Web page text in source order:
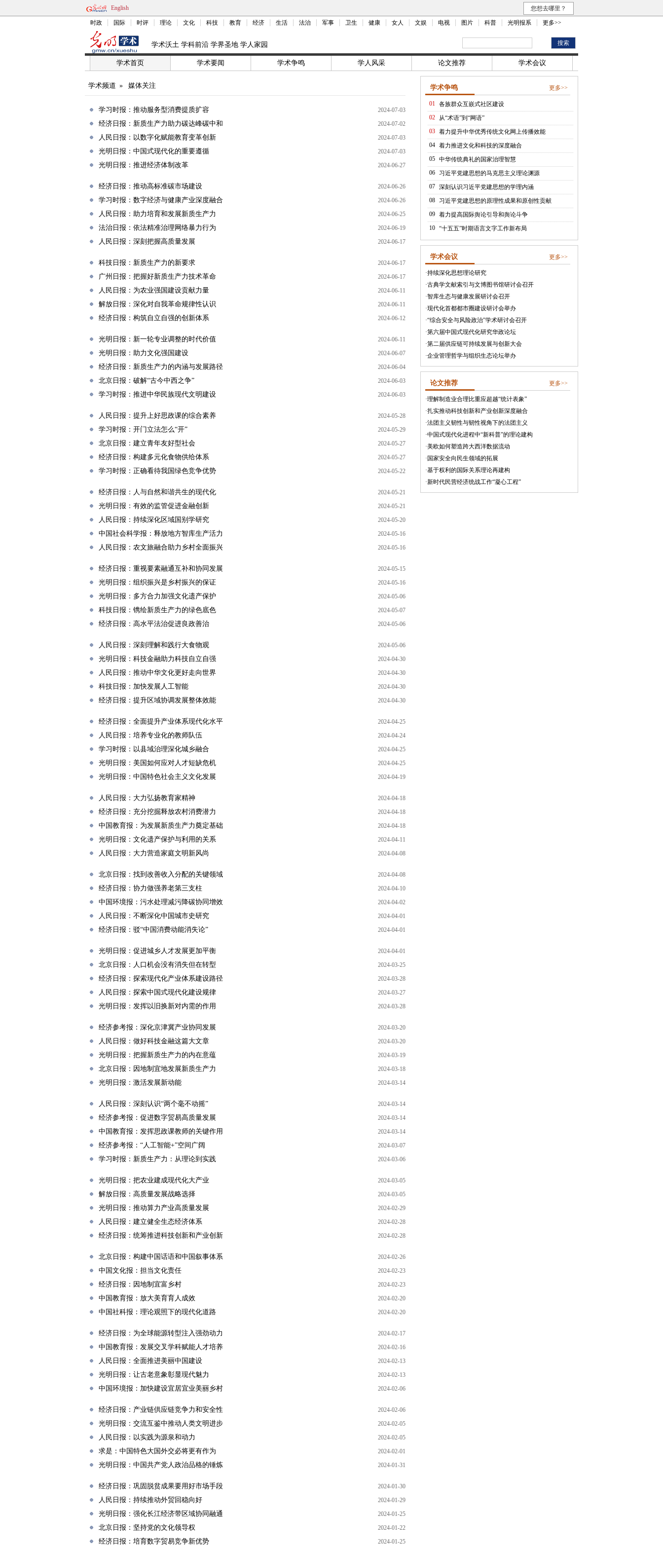
English 您想去哪里？
时政 国际 时评 理论 文化 科技 教育 经济 生活 法治 军事 卫生 健康 女人 文娱 电视 图片 科普 光明报系 更多>>
学术沃土 学科前沿 学界圣地 学人家园
学术首页 学术要闻 学术争鸣 学人风采 论文推荐 学术会议
学术频道 » 媒体关注
学习时报：推动服务型消费提质扩容 2024-07-03
经济日报：新质生产力助力碳达峰碳中和 2024-07-02
人民日报：以数字化赋能教育变革创新 2024-07-03
光明日报：中国式现代化的重要遵循 2024-07-03
光明日报：推进经济体制改革 2024-06-27
经济日报：推动高标准碳市场建设 2024-06-26
学习时报：数字经济与健康产业深度融合 2024-06-26
人民日报：助力培育和发展新质生产力 2024-06-25
法治日报：依法精准治理网络暴力行为 2024-06-19
人民日报：深刻把握高质量发展 2024-06-17
科技日报：新质生产力的新要求 2024-06-17
广州日报：把握好新质生产力技术革命 2024-06-17
人民日报：为农业强国建设贡献力量 2024-06-11
解放日报：深化对自我革命规律性认识 2024-06-11
经济日报：构筑自立自强的创新体系 2024-06-12
光明日报：新一轮专业调整的时代价值 2024-06-11
光明日报：助力文化强国建设 2024-06-07
经济日报：新质生产力的内涵与发展路径 2024-06-04
北京日报：破解“古今中西之争” 2024-06-03
学习时报：推进中华民族现代文明建设 2024-06-03
人民日报：提升上好思政课的综合素养 2024-05-28
学习时报：开门立法怎么“开” 2024-05-29
北京日报：建立青年友好型社会 2024-05-27
经济日报：构建多元化食物供给体系 2024-05-27
学习时报：正确看待我国绿色竞争优势 2024-05-22
经济日报：人与自然和谐共生的现代化 2024-05-21
光明日报：有效的监管促进金融创新 2024-05-21
人民日报：持续深化区域国别学研究 2024-05-20
中国社会科学报：释放地方智库生产活力 2024-05-16
人民日报：农文旅融合助力乡村全面振兴 2024-05-16
经济日报：重视要素融通互补和协同发展 2024-05-15
光明日报：组织振兴是乡村振兴的保证 2024-05-16
光明日报：多方合力加强文化遗产保护 2024-05-06
科技日报：镌绘新质生产力的绿色底色 2024-05-07
经济日报：高水平法治促进良政善治 2024-05-06
人民日报：深刻理解和践行大食物观 2024-05-06
光明日报：科技金融助力科技自立自强 2024-04-30
人民日报：推动中华文化更好走向世界 2024-04-30
科技日报：加快发展人工智能 2024-04-30
经济日报：提升区域协调发展整体效能 2024-04-30
经济日报：全面提升产业体系现代化水平 2024-04-25
人民日报：培养专业化的教师队伍 2024-04-24
学习时报：以县域治理深化城乡融合 2024-04-25
光明日报：美国如何应对人才短缺危机 2024-04-25
光明日报：中国特色社会主义文化发展 2024-04-19
人民日报：大力弘扬教育家精神 2024-04-18
经济日报：充分挖掘释放农村消费潜力 2024-04-18
中国教育报：为发展新质生产力奠定基础 2024-04-18
光明日报：文化遗产保护与利用的关系 2024-04-11
人民日报：大力营造家庭文明新风尚 2024-04-08
北京日报：找到改善收入分配的关键领域 2024-04-08
经济日报：协力做强养老第三支柱 2024-04-10
中国环境报：污水处理减污降碳协同增效 2024-04-02
人民日报：不断深化中国城市史研究 2024-04-01
经济日报：驳“中国消费动能消失论” 2024-04-01
光明日报：促进城乡人才发展更加平衡 2024-04-01
北京日报：人口机会没有消失但在转型 2024-03-25
经济日报：探索现代化产业体系建设路径 2024-03-28
人民日报：探索中国式现代化建设规律 2024-03-27
光明日报：发挥以旧换新对内需的作用 2024-03-28
经济参考报：深化京津冀产业协同发展 2024-03-20
人民日报：做好科技金融这篇大文章 2024-03-20
光明日报：把握新质生产力的内在意蕴 2024-03-19
北京日报：因地制宜地发展新质生产力 2024-03-18
光明日报：激活发展新动能 2024-03-14
人民日报：深刻认识“两个毫不动摇” 2024-03-14
经济参考报：促进数字贸易高质量发展 2024-03-14
中国教育报：发挥思政课教师的关键作用 2024-03-14
经济参考报：“人工智能+”空间广阔 2024-03-07
学习时报：新质生产力：从理论到实践 2024-03-06
光明日报：把农业建成现代化大产业 2024-03-05
解放日报：高质量发展战略选择 2024-03-05
光明日报：推动算力产业高质量发展 2024-02-29
人民日报：建立健全生态经济体系 2024-02-28
经济日报：统筹推进科技创新和产业创新 2024-02-28
北京日报：构建中国话语和中国叙事体系 2024-02-26
中国文化报：担当文化责任 2024-02-23
经济日报：因地制宜富乡村 2024-02-23
中国教育报：放大美育育人成效 2024-02-20
中国社科报：理论观照下的现代化道路 2024-02-20
经济日报：为全球能源转型注入强劲动力 2024-02-17
中国教育报：发展交叉学科赋能人才培养 2024-02-16
人民日报：全面推进美丽中国建设 2024-02-13
光明日报：让古老意象彰显现代魅力 2024-02-13
中国环境报：加快建设宜居宜业美丽乡村 2024-02-06
经济日报：产业链供应链竞争力和安全性 2024-02-06
光明日报：交流互鉴中推动人类文明进步 2024-02-05
人民日报：以实践为源泉和动力 2024-02-05
求是：中国特色大国外交必将更有作为 2024-02-01
光明日报：中国共产党人政治品格的锤炼 2024-01-31
经济日报：巩固脱贫成果要用好市场手段 2024-01-30
人民日报：持续推动外贸回稳向好 2024-01-29
光明日报：强化长江经济带区域协同融通 2024-01-25
北京日报：坚持党的文化领导权 2024-01-22
经济日报：培育数字贸易竞争新优势 2024-01-25
学术争鸣 更多>>
01 各族群众互嵌式社区建设
02
从“术语”到“网语”
03 着力提升中华优秀传统文化网上传播效能
04 着力推进文化和科技的深度融合
05 中华传统典礼的国家治理智慧
06
习近平党建思想的马克思主义理论渊源
07 深刻认识习近平党建思想的学理内涵
08
习近平党建思想的原理性成果和原创性贡献
09 着力提高国际舆论引导和舆论斗争
10 “十五五”时期语言文字工作新布局
学术会议 更多>>
·持续深化思想理论研究
·古典学文献索引与文博图书馆研讨会召开
·智库生态与健康发展研讨会召开
·现代化首都都市圈建设研讨会举办
·“综合安全与风险政治”学术研讨会召开
·第六届中国式现代化研究华政论坛
·第二届供应链可持续发展与创新大会
·企业管理哲学与组织生态论坛举办
论文推荐 更多>>
·理解制造业合理比重应超越“统计表象”
·扎实推动科技创新和产业创新深度融合
·法团主义韧性与韧性视角下的法团主义
·中国式现代化进程中“新科普”的理论建构
·美欧如何塑造跨大西洋数据流动
· 国家安全向民生领域的拓展
·基于权利的国际关系理论再建构
·新时代民营经济统战工作“凝心工程”